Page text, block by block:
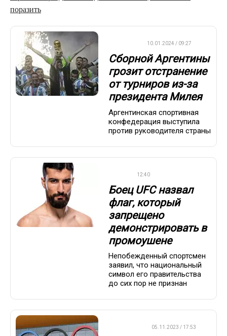
поразить
10.01.2024 / 09:27
Сборной Аргентины
грозит отстранение
от турниров из-за
президента Милея
Аргентинская спортивная
конфедерация выступила
против руководителя страны
12:40
Боец UFC назвал
флаг, который
запрещено
демонстрировать в
промоушене
Непобежденный спортсмен
заявил, что национальный
символ его правительства
до сих пор не признан
05.11.2023 / 17:53